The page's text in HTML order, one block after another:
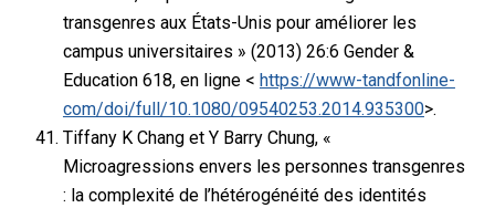
transgenres aux États-Unis pour améliorer les
campus universitaires » (2013) 26:6 Gender &
Education 618, en ligne < https://www-tandfonline-
com/doi/full/10.1080/09540253.2014.935300>.
Tiffany K Chang et Y Barry Chung, «
Microagressions envers les personnes transgenres
: la complexité de l’hétérogénéité des identités